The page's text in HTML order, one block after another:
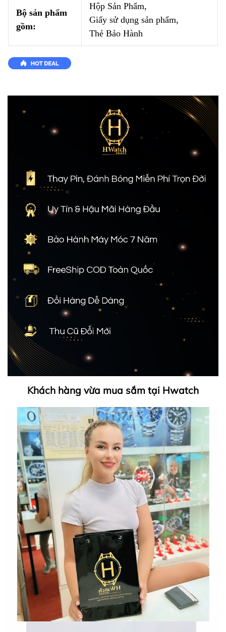
Bộ sản phẩm
gồm:
Hộp Sản Phẩm,
Giấy sử dụng sản phẩm,
Thẻ Bảo Hành
Khách hàng vừa mua sắm tại Hwatch